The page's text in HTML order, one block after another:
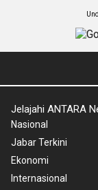
Jelajahi ANTARA
Nasional
Jabar Terkini
Ekonomi
Internasional